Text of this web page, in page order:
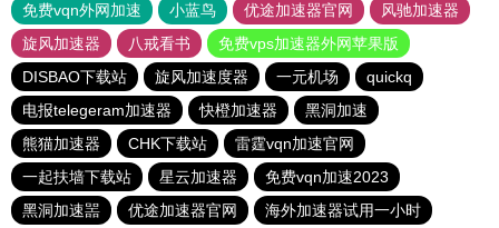
免费vqn外网加速
小蓝鸟 优途加速器官网
风驰加速器
旋风加速器
八戒看书
免费vps加速器外网苹果版
DISBAO下载站
旋风加速度器 一元机场
quickq
电报telegeram加速器
快橙加速器
黑洞加速
熊猫加速器
CHK下载站
雷霆vqn加速官网
一起扶墙下载站
星云加速器
免费vqn加速2023
黑洞加速噐
优途加速器官网 海外加速器试用一小时